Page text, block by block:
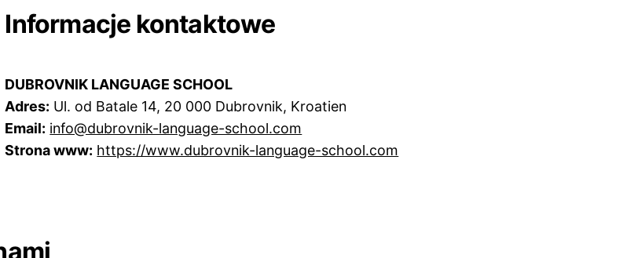
Informacje kontaktowe
DUBROVNIK LANGUAGE SCHOOL
Adres: Ul. od Batale 14, 20 000 Dubrovnik, Kroatien
Email: info@dubrovnik-language-school.com
Strona www: https://www.dubrovnik-language-school.com